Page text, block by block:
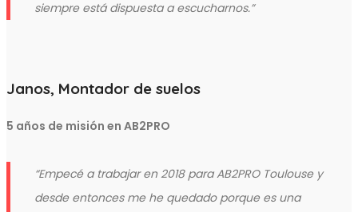
siempre está dispuesta a escucharnos.”
Janos, Montador de suelos
5 años de misión en AB2PRO
“Empecé a trabajar en 2018 para AB2PRO Toulouse y
desde entonces me he quedado porque es una